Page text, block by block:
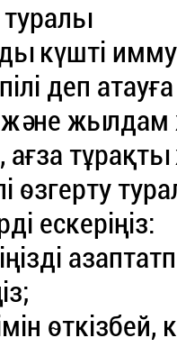
күшті
деп
жылдам
ағза
өзгерту
ескеріңіз:
өткізбей,